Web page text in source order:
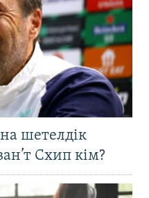
шетелдік
Схип кім?